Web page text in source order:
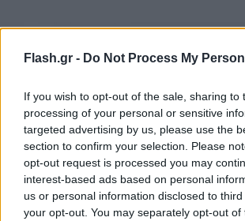
Flash.gr - Do Not Process My
If you wish to opt-out of the sale, sharing to
processing of your personal or sensitive
targeted advertising by us, please use the
section to confirm your selection. Please
opt-out request is processed you may
interest-based ads based on personal
us or personal information disclosed to
your opt-out. You may separately opt-out of